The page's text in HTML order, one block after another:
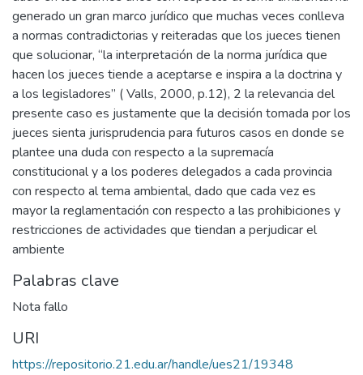
generado un gran marco jurídico que muchas veces conlleva
a normas contradictorias y reiteradas que los jueces tienen
que solucionar, “la interpretación de la norma jurídica que
hacen los jueces tiende a aceptarse e inspira a la doctrina y
a los legisladores” ( Valls, 2000, p.12), 2 la relevancia del
presente caso es justamente que la decisión tomada por los
jueces sienta jurisprudencia para futuros casos en donde se
plantee una duda con respecto a la supremacía
constitucional y a los poderes delegados a cada provincia
con respecto al tema ambiental, dado que cada vez es
mayor la reglamentación con respecto a las prohibiciones y
restricciones de actividades que tiendan a perjudicar el
ambiente
Palabras clave
Nota fallo
URI
https://repositorio.21.edu.ar/handle/ues21/19348